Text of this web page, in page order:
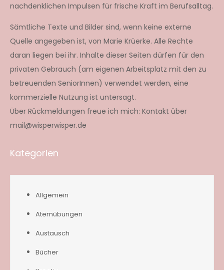
nachdenklichen Impulsen für frische Kraft im Berufsalltag.
Sämtliche Texte und Bilder sind, wenn keine externe
Quelle angegeben ist, von Marie Krüerke. Alle Rechte
daran liegen bei ihr. Inhalte dieser Seiten dürfen für den
privaten Gebrauch (am eigenen Arbeitsplatz mit den zu
betreuenden SeniorInnen) verwendet werden, eine
kommerzielle Nutzung ist untersagt.
Über Rückmeldungen freue ich mich: Kontakt über
mail@wisperwisper.de
Kategorien
Allgemein
Atemübungen
Austausch
Bücher